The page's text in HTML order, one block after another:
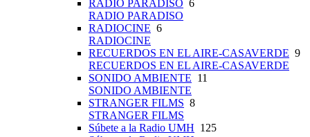
RADIO PARADISO 6
RADIO PARADISO
RADIOCINE 6
RADIOCINE
RECUERDOS EN EL AIRE-CASAVERDE 9
RECUERDOS EN EL AIRE-CASAVERDE
SONIDO AMBIENTE 11
SONIDO AMBIENTE
STRANGER FILMS 8
STRANGER FILMS
Súbete a la Radio UMH 125